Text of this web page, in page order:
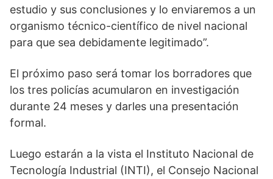
estudio y sus conclusiones y lo enviaremos a un
organismo técnico-científico de nivel nacional
para que sea debidamente legitimado”.
El próximo paso será tomar los borradores que
los tres policías acumularon en investigación
durante 24 meses y darles una presentación
formal.
Luego estarán a la vista el Instituto Nacional de
Tecnología Industrial (INTI), el Consejo Nacional